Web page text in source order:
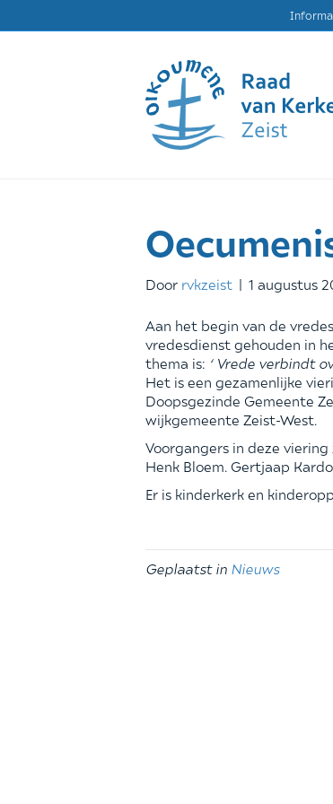
Door rvkzeist | 1 augustus
Aan het begin van de
vredesdienst gehouden in
thema is: ‘ Vrede verbindt
Het is een gezamenlijke
Doopsgezinde Gemeente
wijkgemeente Zeist-West.
Voorgangers in deze
Henk Bloem. Gertjaap
Er is kinderkerk en
Geplaatst in Nieuws